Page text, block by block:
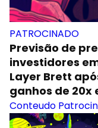
PATROCINADO
Previsão de
investidores
Layer Brett
ganhos de 20x
Conteudo